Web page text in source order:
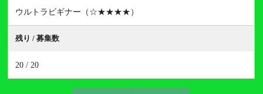
ウルトラビギナー（☆★★★★）
残り / 募集数
20 / 20